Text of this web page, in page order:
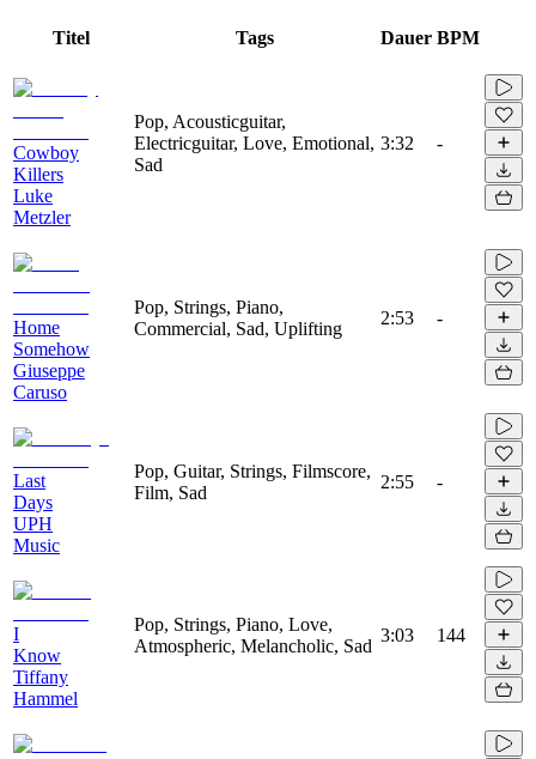
Titel Tags Dauer BPM
Cowboy
Killers
Luke
Metzler
Pop, Acousticguitar,
Electricguitar, Love, Emotional,
Sad
3:32 -
Home
Somehow
Giuseppe
Caruso
Pop, Strings, Piano,
Commercial, Sad, Uplifting
2:53 -
Last
Days
UPH
Music
Pop, Guitar, Strings, Filmscore,
Film, Sad
2:55 -
I
Know
Tiffany
Hammel
Pop, Strings, Piano, Love,
Atmospheric, Melancholic, Sad
3:03 144